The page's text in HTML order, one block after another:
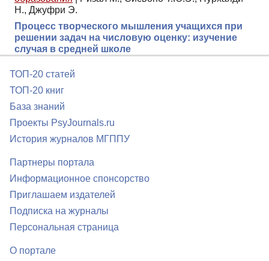
Н., Джуфри Э.
Процесс творческого мышления учащихся при
решении задач на числовую оценку: изучение
случая в средней школе
ТОП-20 статей
ТОП-20 книг
База знаний
Проекты PsyJournals.ru
История журналов МГППУ
Партнеры портала
Информационное спонсорство
Приглашаем издателей
Подписка на журналы
Персональная страница
О портале